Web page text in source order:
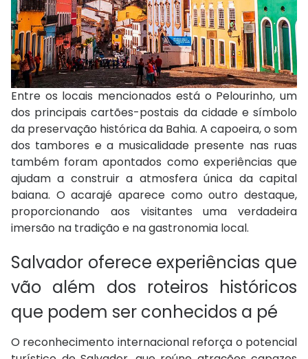
Entre os locais mencionados está o Pelourinho, um
dos principais cartões-postais da cidade e símbolo
da preservação histórica da Bahia. A capoeira, o som
dos tambores e a musicalidade presente nas ruas
também foram apontados como experiências que
ajudam a construir a atmosfera única da capital
baiana. O acarajé aparece como outro destaque,
proporcionando aos visitantes uma verdadeira
imersão na tradição e na gastronomia local.
Salvador oferece experiências que
vão além dos roteiros históricos
que podem ser conhecidos a pé
O reconhecimento internacional reforça o potencial